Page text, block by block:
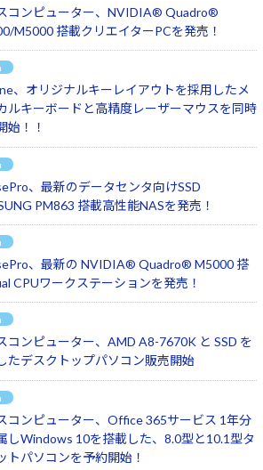
コンピューター、NVIDIA® Quadro®
M5000 搭載クリエイターPCを発売！
、オリジナルキーレイアウトを採用したメ
ルキーボードと高精度レーザーマウスを同時
始！！
、最新のデータセンタ向けSSD
PM863 搭載高性能NASを発売！
、最新の NVIDIA® Quadro® M5000 搭
CPUワークステーションを発売！
コンピューター、AMD A8-7670K と SSD を
たデスクトップパソコン販売開始
コンピューター、Office 365サービス 1年分
しWindows 10を搭載した、8.0型と10.1型タ
トパソコンを予約開始！